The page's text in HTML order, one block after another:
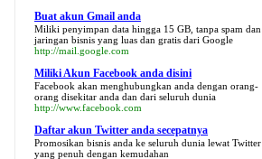
Buat akun Gmail anda
Miliki penyimpan data hingga 15 GB, tanpa spam dan
jaringan bisnis yang luas dan gratis dari Google
http://mail.google.com
Miliki Akun Facebook anda disini
Facebook akan menghubungkan anda dengan orang-
orang disekitar anda dan dari seluruh dunia
http://www.facebook.com
Daftar akun Twitter anda secepatnya
Promosikan bisnis anda ke seluruh dunia lewat Twitter
yang penuh dengan kemudahan